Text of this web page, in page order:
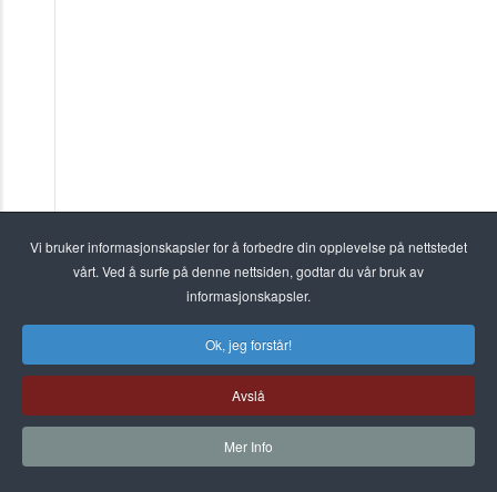
Vi bruker informasjonskapsler for å forbedre din opplevelse på nettstedet
vårt. Ved å surfe på denne nettsiden, godtar du vår bruk av
informasjonskapsler.
Ok, jeg forstår!
Avslå
Mer Info
Kulturnatt altså!
Eiker CK – en sykkelklubb for alle
Arkivbilder